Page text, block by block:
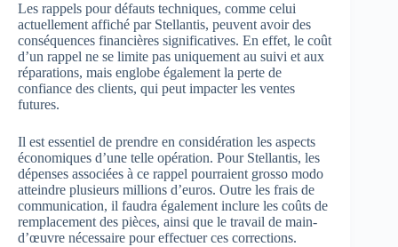
Les rappels pour défauts techniques, comme celui
actuellement affiché par Stellantis, peuvent avoir des
conséquences financières significatives. En effet, le coût
d’un rappel ne se limite pas uniquement au suivi et aux
réparations, mais englobe également la perte de
confiance des clients, qui peut impacter les ventes
futures.
Il est essentiel de prendre en considération les aspects
économiques d’une telle opération. Pour Stellantis, les
dépenses associées à ce rappel pourraient grosso modo
atteindre plusieurs millions d’euros. Outre les frais de
communication, il faudra également inclure les coûts de
remplacement des pièces, ainsi que le travail de main-
d’œuvre nécessaire pour effectuer ces corrections.